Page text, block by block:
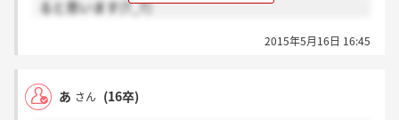
ると思います(T_T)
2015年5月16日 16:45
あ さん (16卒)